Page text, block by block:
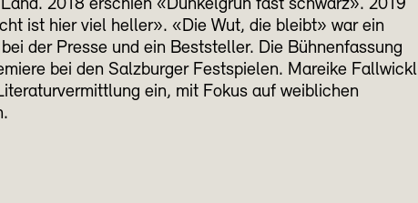
2018 erschien «Dunkelgrün fast schwarz». 2019
ist hier viel heller». «Die Wut, die bleibt» war ein
der Presse und ein Beststeller. Die Bühnenfassung
bei den Salzburger Festspielen. Mareike Fallwickl
ein, mit Fokus auf weiblichen